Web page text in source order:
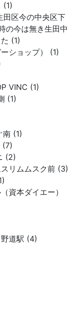
(1)
田区今の中央区下
の今は無き生田中
(1)
ショップ） (1)
VINC (1)
(1)
南 (1)
(7)
(2)
リムムスク前 (3)
資本ダイエー）
道駅 (4)